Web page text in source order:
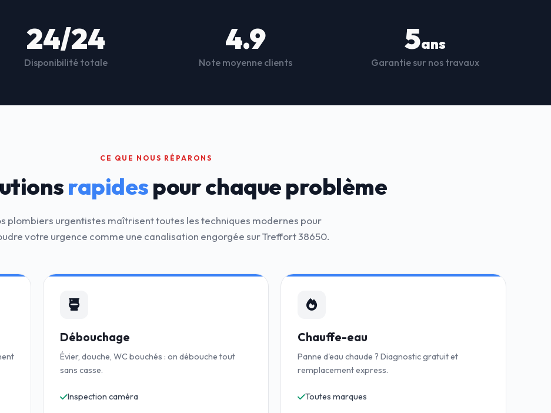
24/24
Disponibilité totale
4.9
Note moyenne clients
5ans
Garantie sur nos travaux
CE QUE NOUS RÉPARONS
rapidespour chaque problème
plombiers urgentistes maîtrisent toutes les techniques modernes pour
votre urgence comme une canalisation engorgée sur Treffort 38650.
Débouchage
Évier, douche, WC bouchés : on débouche tout
sans casse.
Inspection caméra
Chauffe-eau
Panne d'eau chaude ? Diagnostic gratuit et
remplacement express.
Toutes marques